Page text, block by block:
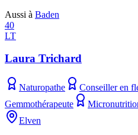
Aussi à Baden
40
LT
Laura Trichard
Naturopathe
Conseiller en
Gemmothérapeute
Elven